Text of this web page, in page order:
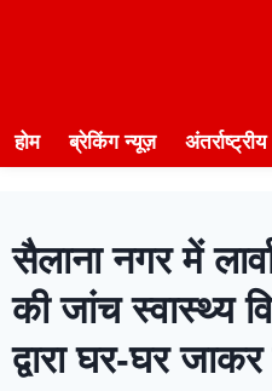
होम ब्रेकिंग न्यूज़ अंतर्राष्ट्रीय
सैलाना नगर में
की जांच स्वास्थ्य
द्वारा घर-घर